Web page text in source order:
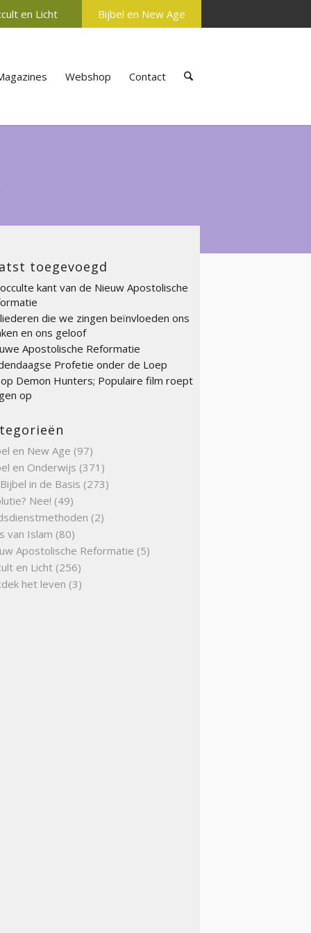
en Licht Bijbel en New Age
Webshop Contact
toegevoegd
kant van de Nieuw Apostolische
die we zingen beïnvloeden ons
en ons geloof
Apostolische Reformatie
Profetie onder de Loep
Demon Hunters; Populaire film roept
op
en New Age (97)
en Onderwijs (371)
in de Basis (273)
Nee! (49)
(2)
van Islam (80)
Apostolische Reformatie (5)
en Licht (256)
het leven (3)